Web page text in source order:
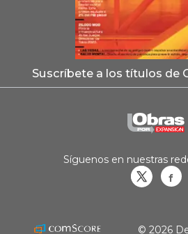
Suscríbete a los títulos de
Síguenos en nuestras
© 2026